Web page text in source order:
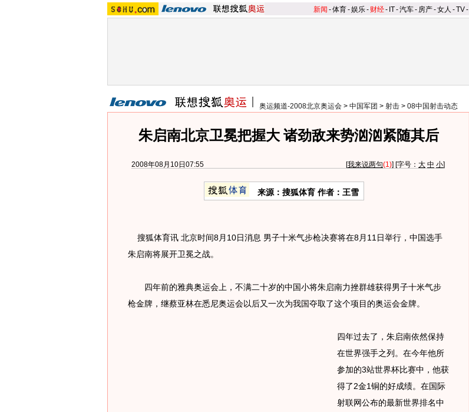
新闻 -体育-娱乐- 财经- IT-汽车- 房产-女人 -TV-
奥运频道-2008北京奥运会 > 中国军团 > 射击 > 08中国射击动态
朱启南北京卫冕把握大 诸劲敌来势汹汹紧随其后
2008年08月10日07:55 [我来说两句(1)] [字号： 大 中 小]
来源：搜狐体育 作者：王雪
搜狐体育讯 北京时间8月10日消息 男子十米气步枪决赛将在8月11日举行，中国选手
朱启南将展开卫冕之战。
四年前的雅典奥运会上，不满二十岁的中国小将朱启南力挫群雄获得男子十米气步
枪金牌，继蔡亚林在悉尼奥运会以后又一次为我国夺取了这个项目的奥运会金牌。
四年过去了，朱启南依然保持
在世界强手之列。在今年他所
参加的3站世界杯比赛中，他获
得了2金1铜的好成绩。在国际
射联网公布的最新世界排名中